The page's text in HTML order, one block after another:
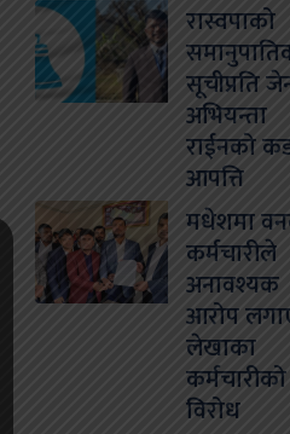
रास्वपाको
सूचीप्रति
अभियन्ता
राईनको
आपत्ति
मधेशमा
कर्मचारीले
अनावश्यक
आरोप
लेखाका
कर्मचारीको
विरोध